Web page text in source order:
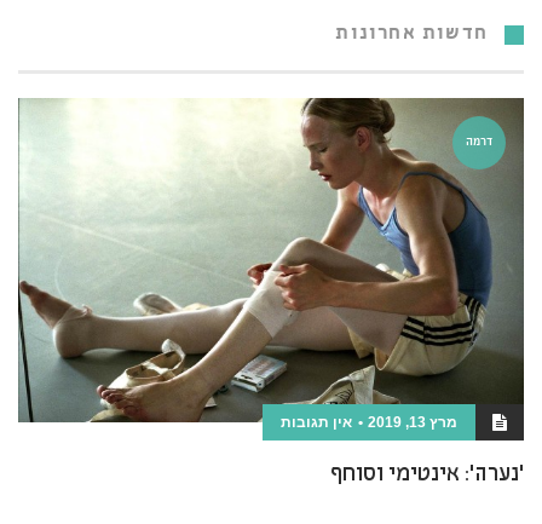
חדשות אחרונות
דרמה
מרץ 13, 2019 אין תגובות
'נערה': אינטימי וסוחף